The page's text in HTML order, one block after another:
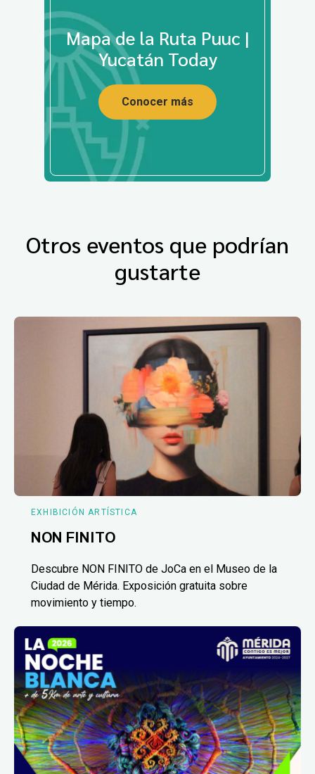
Mapa de la Ruta Puuc |
Yucatán Today
Conocer más
Otros eventos que podrían
gustarte
EXHIBICIÓN ARTÍSTICA
NON FINITO
Descubre NON FINITO de JoCa en el Museo de la
Ciudad de Mérida. Exposición gratuita sobre
movimiento y tiempo.